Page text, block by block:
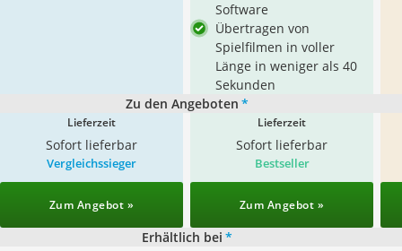
Software
Übertragen von
Spielfilmen in voller
Länge in weniger als 40
Sekunden
Zu den Angeboten *
Lieferzeit
Sofort lieferbar
Lieferzeit
Sofort lieferbar
Vergleichssieger
Zum Angebot »
Bestseller
Zum Angebot »
Erhältlich bei *